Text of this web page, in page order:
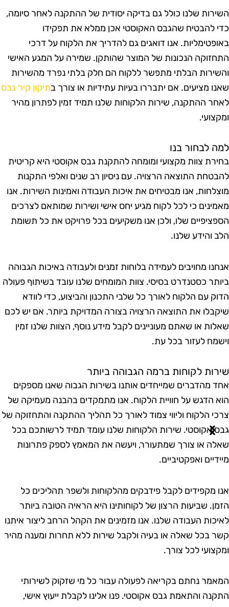
שלנו כולל גם בדיקה יסודית של ההתקנה לאחר סיומה,
להבטיח שהגבס האקוסטי אכן ממלא את תפקידו
אנו דואגים גם להדריך את הלקוח על דרכי
הנכונות של המוצר שהותקן. שמירה על המגע האישי
הבלתי מתפשר ללקוח הם חלק בלתי נפרד מהשירות
מציעים. אם יתבררו בעיות עתידיות או צורך בתיקון קיר גבס
ההתקנה, שירות הלקוחות שלנו תמיד זמין לפתרון מהיר
לבחור בנו
צוות מקצועי ומומחה להתקנת גבס אקוסטי היא קריטית
התוצאה הרצויה. עם ניסיון רב שנים ואלפי התקנות
אנו מבטיחים את איכות העבודה ואמינות השירות. אנו
כי לכל לקוח מגיע יחס אישי ושירות שמותאם לצרכים
שלו, ולכן אנו משקיעים בכל פרויקט את כל תשומת
והידע שלנו.
מחויבים לעמידה בלוחות זמנים ולעבודה באיכות הגבוהה
כסטנדרט בסיסי. צוות המומחים שלנו עובד בשיתוף פעולה
עם הלקוח לאורך כל שלבי התכנון והביצוע, כדי לוודא
את התוצאה הרצויה בצורה המדויקת ביותר. אם יש לכם
או שאתם מעוניינים לקבל מידע נוסף, הצוות שלנו זמין
לעזור בכל עת.
לקוחות ברמה הגבוהה ביותר
מהדברים שמייחדים אותנו בשירות הגבוה שאנו מספקים
הדגש על חוויית הלקוח. אנו מתמקדים בהבנה מעמיקה של
הלקוח וליווי צמוד לאורך כל תהליך ההתקנה והתחזוקה של
אקוסטי. שירות הלקוחות שלנו עומד תמיד לרשותכם בכל
או צורך שמתעורר, ויעשה את המאמץ לספק פתרונות
ואפקטיביים.
מקפידים לקבל פידבקים מהלקוחות ולשפר תהליכים כל
שביעות הרצון של לקוחותינו היא הראיה הטובה ביותר
העבודה שלנו. אנו מזמינים את הקהל הרחב ליצור איתנו
בכל שאלה או בעיה ולקבל שירות ללא תחרות ומענה מהיר
לכל צורך.
נחתם בקריאה לפעולה עבור כל מי שזקוק לשירותי
והתאמת גבס אקוסטי. פנו אלינו לקבלת ייעוץ אישי,